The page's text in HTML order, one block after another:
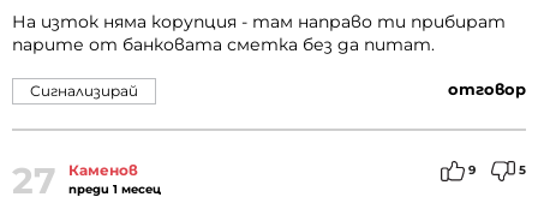
На изток няма корупция - там направо ти прибират
парите от банковата сметка без да питат.
отговор
Сигнализирай
27 Каменов
преди 1 месец
9 5